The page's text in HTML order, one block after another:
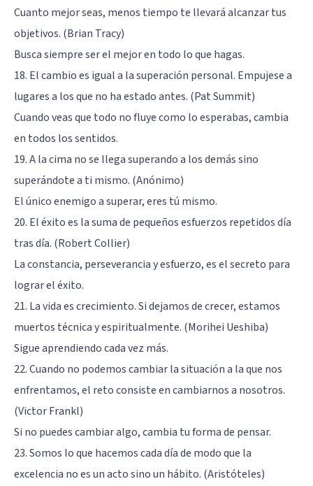
Cuanto mejor seas, menos tiempo te llevará alcanzar tus
objetivos. (Brian Tracy)
Busca siempre ser el mejor en todo lo que hagas.
18. El cambio es igual a la superación personal. Empujese a
lugares a los que no ha estado antes. (Pat Summit)
Cuando veas que todo no fluye como lo esperabas, cambia
en todos los sentidos.
19. A la cima no se llega superando a los demás sino
superándote a ti mismo. (Anónimo)
El único enemigo a superar, eres tú mismo.
20. El éxito es la suma de pequeños esfuerzos repetidos día
tras día. (Robert Collier)
La constancia, perseverancia y esfuerzo, es el secreto para
lograr el éxito.
21. La vida es crecimiento. Si dejamos de crecer, estamos
muertos técnica y espiritualmente. (Morihei Ueshiba)
Sigue aprendiendo cada vez más.
22. Cuando no podemos cambiar la situación a la que nos
enfrentamos, el reto consiste en cambiarnos a nosotros.
(Victor Frankl)
Si no puedes cambiar algo, cambia tu forma de pensar.
23. Somos lo que hacemos cada día de modo que la
excelencia no es un acto sino un hábito. (Aristóteles)